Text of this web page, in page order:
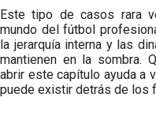
Este tipo de casos rara
mundo del fútbol
la jerarquía interna y las
mantienen en la sombra.
abrir este capítulo ayuda a
puede existir detrás de los